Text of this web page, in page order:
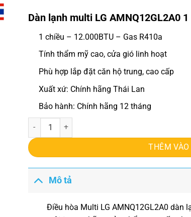
Dàn lạnh multi LG AMNQ12GL2A0
1 chiều – 12.000BTU – Gas R410a
Tính thẩm mỹ cao, cửa gió linh hoạt
Phù hợp lắp đặt căn hộ trung, cao cấp
Xuất xứ: Chính hãng Thái Lan
Bảo hành: Chính hãng 12 tháng
Điều hòa Multi LG AMNQ12GL2A0 số lượng
THÊM
Mô tả
Điều hòa Multi LG AMNQ12GL2A0 dàn